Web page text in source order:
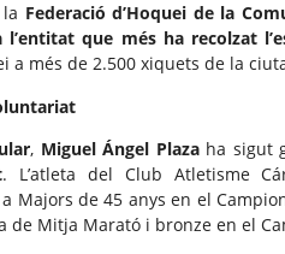
la Federació d’Hoquei de la
l’entitat que més ha recolzat
a més de 2.500 xiquets de la
, Miguel Ángel Plazaha sigut
. L’atleta del Club Atletisme
Majors de 45 anys en el
de Mitja Marató i bronze en el